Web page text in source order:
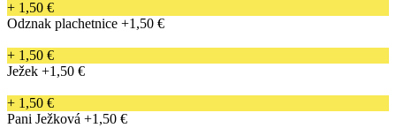
+ 1,50 €
Odznak plachetnice +1,50 €
+ 1,50 €
Ježek +1,50 €
+ 1,50 €
Pani Ježková +1,50 €